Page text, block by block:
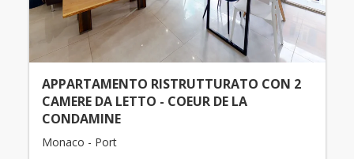
APPARTAMENTO RISTRUTTURATO CON 2
CAMERE DA LETTO - COEUR DE LA
CONDAMINE
Monaco - Port